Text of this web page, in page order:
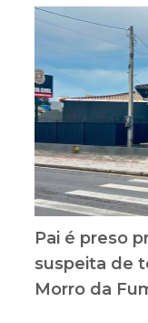
Pai é preso
suspeita de
Morro da